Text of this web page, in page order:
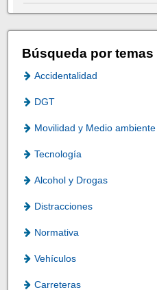
Búsqueda por temas
Accidentalidad
DGT
Movilidad y Medio ambiente
Tecnología
Alcohol y Drogas
Distracciones
Normativa
Vehículos
Carreteras